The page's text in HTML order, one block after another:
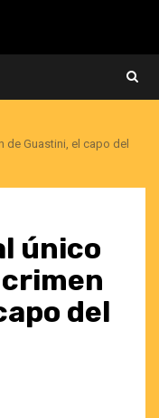
de Guastini, el capo del
único
del